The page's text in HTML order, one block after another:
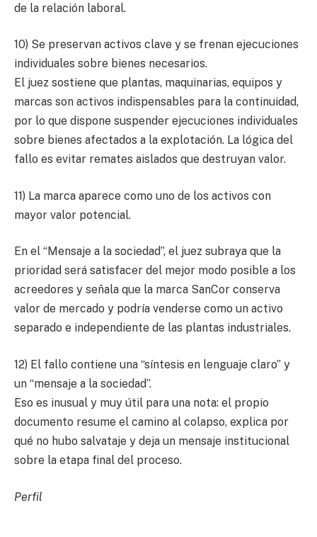
de la relación laboral.
10) Se preservan activos clave y se frenan ejecuciones
individuales sobre bienes necesarios.
El juez sostiene que plantas, maquinarias, equipos y
marcas son activos indispensables para la continuidad,
por lo que dispone suspender ejecuciones individuales
sobre bienes afectados a la explotación. La lógica del
fallo es evitar remates aislados que destruyan valor.
11) La marca aparece como uno de los activos con
mayor valor potencial.
En el “Mensaje a la sociedad”, el juez subraya que la
prioridad será satisfacer del mejor modo posible a los
acreedores y señala que la marca SanCor conserva
valor de mercado y podría venderse como un activo
separado e independiente de las plantas industriales.
12) El fallo contiene una “síntesis en lenguaje claro” y
un “mensaje a la sociedad”.
Eso es inusual y muy útil para una nota: el propio
documento resume el camino al colapso, explica por
qué no hubo salvataje y deja un mensaje institucional
sobre la etapa final del proceso.
Perfil